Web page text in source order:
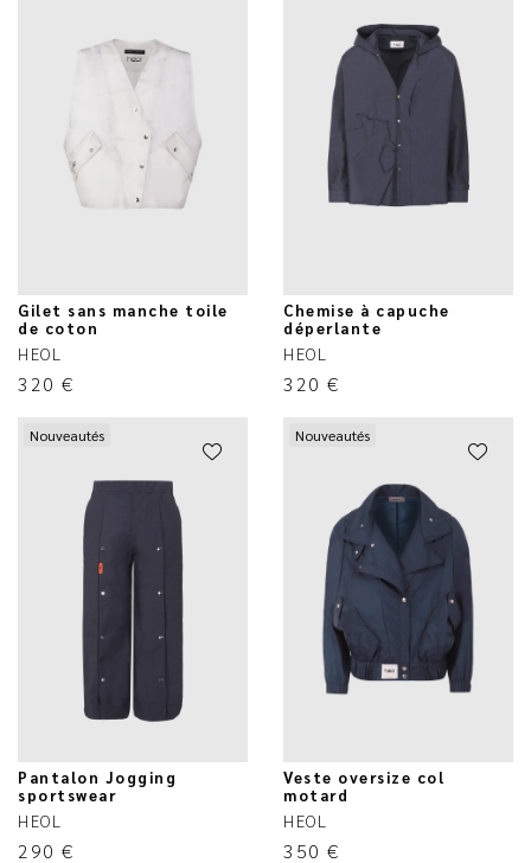
Gilet sans manche toile
de coton
HEOL
320 €
Chemise à capuche
déperlante
HEOL
320 €
Nouveautés
Pantalon Jogging
sportswear
HEOL
290 €
Nouveautés
Veste oversize col
motard
HEOL
350 €